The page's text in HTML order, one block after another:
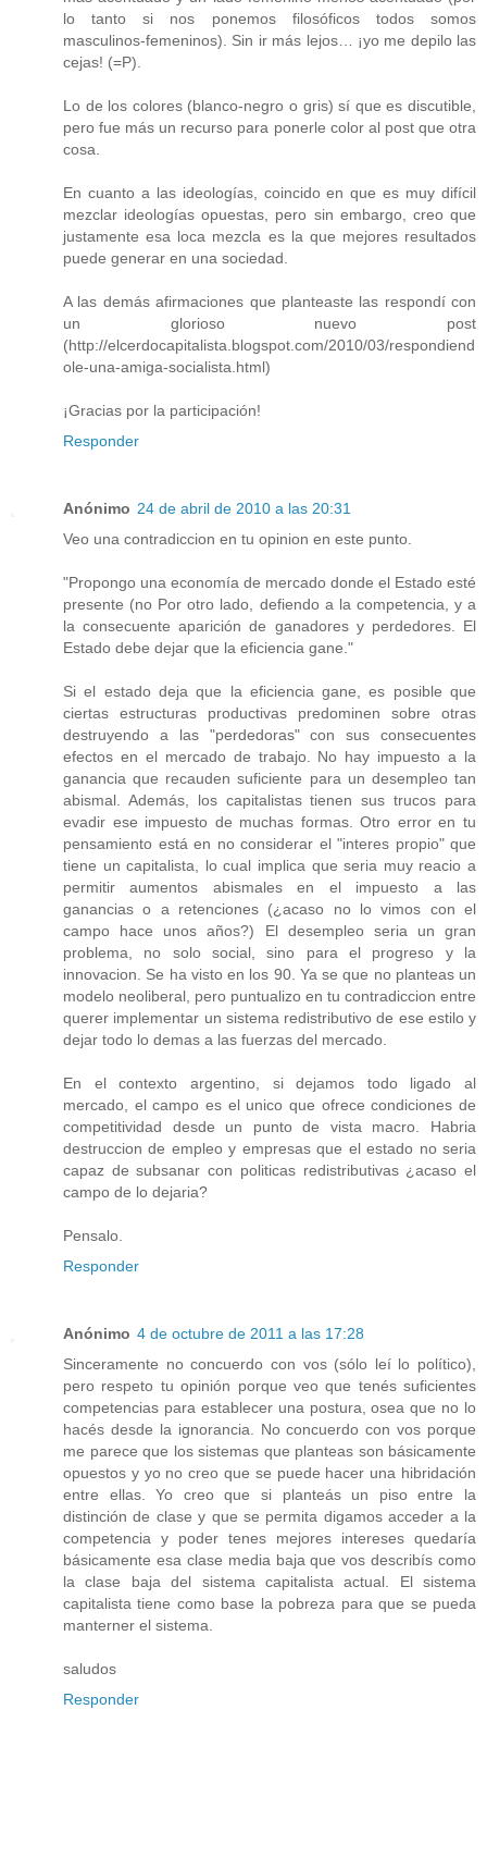
lo tanto si nos ponemos filosóficos todos somos
masculinos-femeninos). Sin ir más lejos… ¡yo me depilo las
cejas! (=P).
Lo de los colores (blanco-negro o gris) sí que es discutible,
pero fue más un recurso para ponerle color al post que otra
cosa.
En cuanto a las ideologías, coincido en que es muy difícil
mezclar ideologías opuestas, pero sin embargo, creo que
justamente esa loca mezcla es la que mejores resultados
puede generar en una sociedad.
A las demás afirmaciones que planteaste las respondí con
un glorioso nuevo post
(http://elcerdocapitalista.blogspot.com/2010/03/respondiend
ole-una-amiga-socialista.html)
¡Gracias por la participación!
Responder
Anónimo 24 de abril de 2010 a las 20:31
Veo una contradiccion en tu opinion en este punto.
"Propongo una economía de mercado donde el Estado esté
presente (no Por otro lado, defiendo a la competencia, y a
la consecuente aparición de ganadores y perdedores. El
Estado debe dejar que la eficiencia gane."
Si el estado deja que la eficiencia gane, es posible que
ciertas estructuras productivas predominen sobre otras
destruyendo a las "perdedoras" con sus consecuentes
efectos en el mercado de trabajo. No hay impuesto a la
ganancia que recauden suficiente para un desempleo tan
abismal. Además, los capitalistas tienen sus trucos para
evadir ese impuesto de muchas formas. Otro error en tu
pensamiento está en no considerar el "interes propio" que
tiene un capitalista, lo cual implica que seria muy reacio a
permitir aumentos abismales en el impuesto a las
ganancias o a retenciones (¿acaso no lo vimos con el
campo hace unos años?) El desempleo seria un gran
problema, no solo social, sino para el progreso y la
innovacion. Se ha visto en los 90. Ya se que no planteas un
modelo neoliberal, pero puntualizo en tu contradiccion entre
querer implementar un sistema redistributivo de ese estilo y
dejar todo lo demas a las fuerzas del mercado.
En el contexto argentino, si dejamos todo ligado al
mercado, el campo es el unico que ofrece condiciones de
competitividad desde un punto de vista macro. Habria
destruccion de empleo y empresas que el estado no seria
capaz de subsanar con politicas redistributivas ¿acaso el
campo de lo dejaria?
Pensalo.
Responder
Anónimo 4 de octubre de 2011 a las 17:28
Sinceramente no concuerdo con vos (sólo leí lo político),
pero respeto tu opinión porque veo que tenés suficientes
competencias para establecer una postura, osea que no lo
hacés desde la ignorancia. No concuerdo con vos porque
me parece que los sistemas que planteas son básicamente
opuestos y yo no creo que se puede hacer una hibridación
entre ellas. Yo creo que si planteás un piso entre la
distinción de clase y que se permita digamos acceder a la
competencia y poder tenes mejores intereses quedaría
básicamente esa clase media baja que vos describís como
la clase baja del sistema capitalista actual. El sistema
capitalista tiene como base la pobreza para que se pueda
manterner el sistema.
saludos
Responder